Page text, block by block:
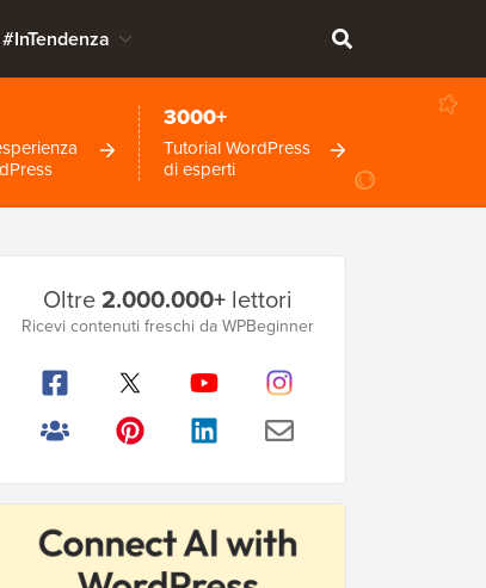
#InTendenza
3000+
Tutorial WordPress
di esperti
laterale
principale
Oltre2.000.000+lettori
Ricevi contenuti freschi da WPBeginner